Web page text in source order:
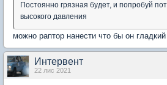
Постоянно грязная будет, и попробуй
высокого давления
можно раптор нанести что бы он
Интервент
22 лис 2021